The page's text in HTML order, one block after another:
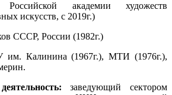
Российской академии художеств
искусств, с 2019г.)
СССР, России (1982г.)
Калинина (1967г.), МТИ (1976г.),
заведующий сектором